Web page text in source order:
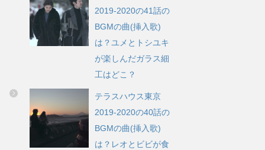
2019-2020の41話の
BGMの曲(挿入歌)
は？ユメとトシユキ
が楽しんだガラス細
工はどこ？
テラスハウス東京
2019-2020の40話の
BGMの曲(挿入歌)
は？レオとビビが食